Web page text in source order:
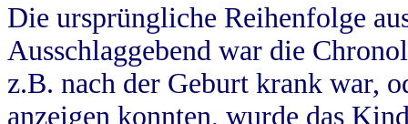
Die ursprüngliche Reihenfolge
Ausschlaggebend war die
z.B. nach der Geburt krank war,
anzeigen konnten, wurde das